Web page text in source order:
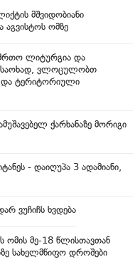
მშვიდობიანი
აგვისტოს ომზე
ლიტურგია და
საოხად, ვლოცულობთ
და ტერიტორიული
ქარხანაზე მორიგი
- დაიღუპა 3 ადამიანი,
ვუჩიჩს ხვდება
მე-18 წლისთავთან
სახელმწიფო დროშები